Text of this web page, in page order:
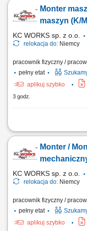
уміння читати технічний
ФАРБУВАЛЬНИК -
Monter
maszyn (K/
KC WORKS sp. z o.o.
relokacja do: Niemcy
pracownik fizyczny /
pełny etat
aplikuj szybko
3 godz.
Praca będzie
maszyn oraz
z dokumentacją
Monter /
KC WORKS sp. z o.o.
relokacja do: Niemcy
pracownik fizyczny /
pełny etat
aplikuj szybko